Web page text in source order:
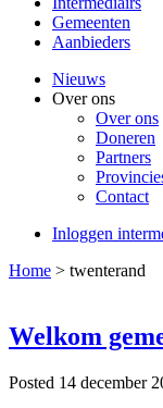
Gemeenten
Aanbieders
Nieuws
Over ons
Over ons
Doneren
Partners
Contact
Inloggen
Home > twenterand
Welkom
Posted 14 december